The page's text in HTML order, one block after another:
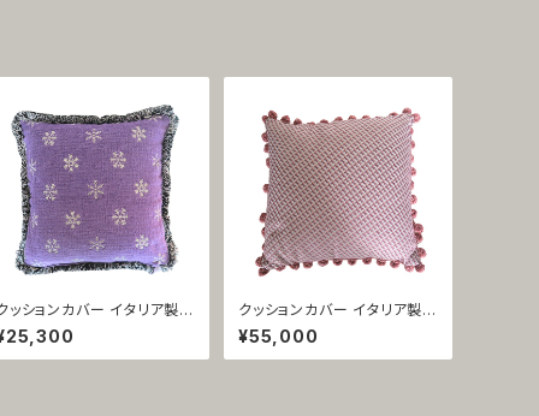
ッションカバー イタリア製
毛素材 フリンジ パープル
トリノ 1421
クッションカバー イタリア製
シルクビロード・オニオンフリ
ンジ・ピンク ループ 1420
¥55,000